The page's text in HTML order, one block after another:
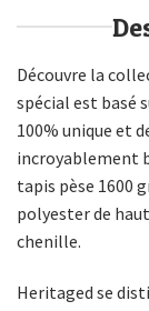
Découvre la
spécial est basé
100% unique et
incroyablement
tapis pèse 1600
polyester de
chenille.
Heritaged se